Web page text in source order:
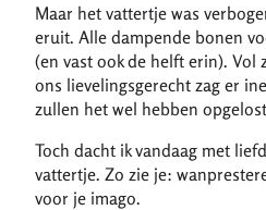
Maar het vattertje was
eruit. Alle dampende bonen
(en vast ook de helft erin). Vol
ons lievelingsgerecht zag er
zullen het wel hebben
Toch dacht ik vandaag met
vattertje. Zo zie je:
voor je imago.